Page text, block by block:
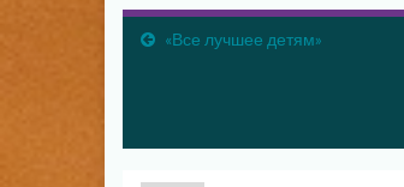
«Все лучшее детям»